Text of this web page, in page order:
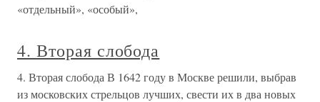
«отдельный», «особый»,
4. Вторая слобода
4. Вторая слобода В 1642 году в Москве решили, выбрав
из московских стрельцов лучших, свести их в два новых